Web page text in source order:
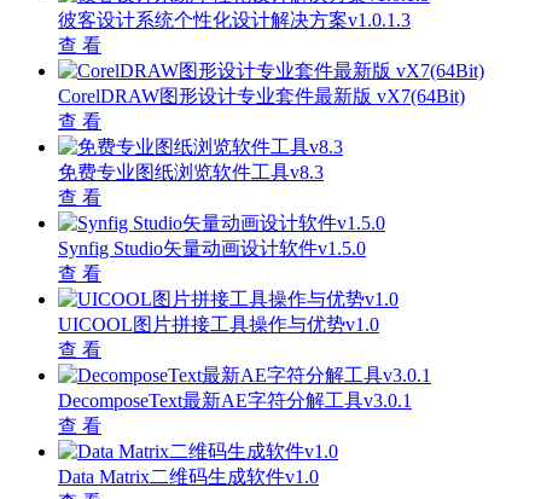
彼客设计系统个性化设计解决方案v1.0.1.3
查 看
CorelDRAW图形设计专业套件最新版 vX7(64Bit)
查 看
免费专业图纸浏览软件工具v8.3
查 看
Synfig Studio矢量动画设计软件v1.5.0
查 看
UICOOL图片拼接工具操作与优势v1.0
查 看
DecomposeText最新AE字符分解工具v3.0.1
查 看
Data Matrix二维码生成软件v1.0